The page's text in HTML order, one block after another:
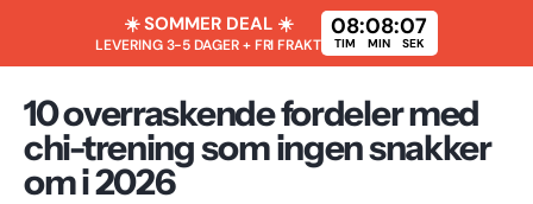
☀️ SOMMER DEAL ☀️
LEVERING 3-5 DAGER + FRI FRAKT
08
TIM
:08
MIN
:06
SEK
10 overraskende fordeler med
chi-trening som ingen snakker
om i 2026